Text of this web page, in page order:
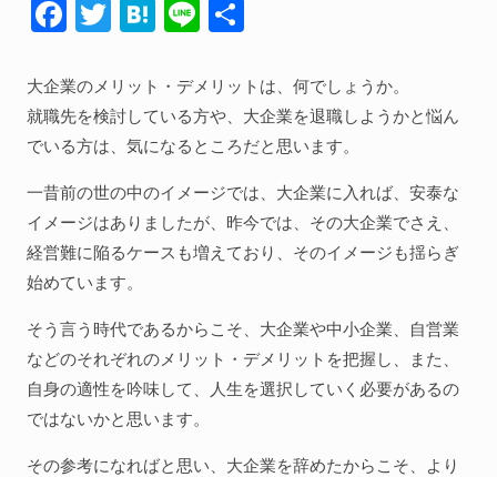
衣食住
生き方
気づき
社会
Webその他
F
e
b
o
o
k
T
itt
er
H
e
n
a
Li
e
大企業のメリット・デメリットは、何でしょうか。
就職先を検討している方や、大企業を退職しようかと悩ん
でいる方は、気になるところだと思います。
一昔前の世の中のイメージでは、大企業に入れば、安泰な
イメージはありましたが、昨今では、その大企業でさえ、
経営難に陥るケースも増えており、そのイメージも揺らぎ
始めています。
そう言う時代であるからこそ、大企業や中小企業、自営業
などのそれぞれのメリット・デメリットを把握し、また、
自身の適性を吟味して、人生を選択していく必要があるの
ではないかと思います。
その参考になればと思い、大企業を辞めたからこそ、より